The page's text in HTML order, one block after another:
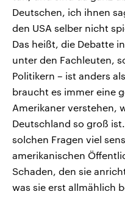
Deutschen, ich ihnen
den USA selber nicht
Das heißt, die Debatte
unter den Fachleuten,
Politikern – ist anders
braucht es immer eine
Amerikaner verstehen,
Deutschland so groß
solchen Fragen viel
amerikanischen
Schaden, den sie
was sie erst allmählich